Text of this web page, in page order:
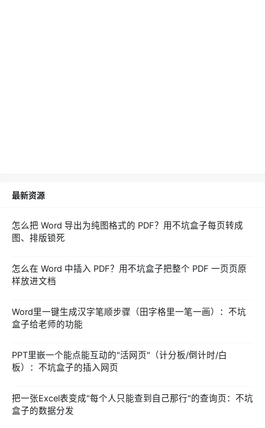
最新资源
怎么把 Word 导出为纯图格式的 PDF？用不坑盒子每页转成
图、排版锁死
怎么在 Word 中插入 PDF？用不坑盒子把整个 PDF 一页页原
样放进文档
Word里一键生成汉字笔顺步骤（田字格里一笔一画）：不坑
盒子给老师的功能
PPT里嵌一个能点能互动的"活网页"（计分板/倒计时/白
板）：不坑盒子的插入网页
把一张Excel表变成"每个人只能查到自己那行"的查询页：不坑
盒子的数据分发